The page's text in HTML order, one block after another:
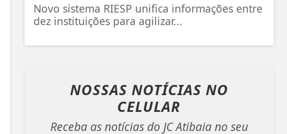
Novo sistema RIESP unifica informações entre
dez instituições para agilizar...
NOSSAS NOTÍCIAS NO
CELULAR
Receba as notícias do JC Atibaia no seu